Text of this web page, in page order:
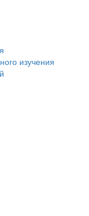
изучения